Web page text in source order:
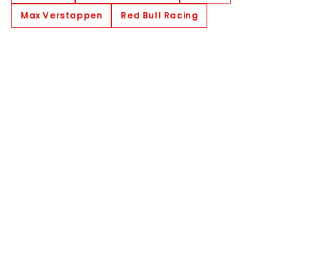
Max Verstappen
Red Bull Racing